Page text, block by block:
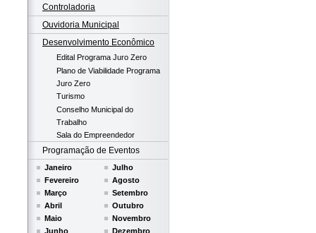
Controladoria
Ouvidoria Municipal
Desenvolvimento Econômico
Edital Programa Juro Zero
Plano de Viabilidade Programa
Juro Zero
Turismo
Conselho Municipal do
Trabalho
Sala do Empreendedor
Programação de Eventos
Janeiro
Fevereiro
Março
Abril
Maio
Junho
Julho
Agosto
Setembro
Outubro
Novembro
Dezembro